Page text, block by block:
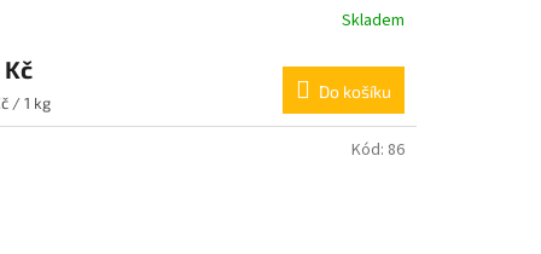
Skladem
/ 1 kg
Do košíku
Kód: 86